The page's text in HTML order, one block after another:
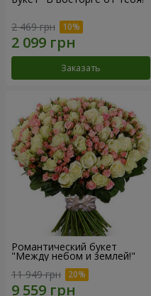
2 469 грн
Заказать
Романтический букет
"Между небом и землей!"
11 949 грн